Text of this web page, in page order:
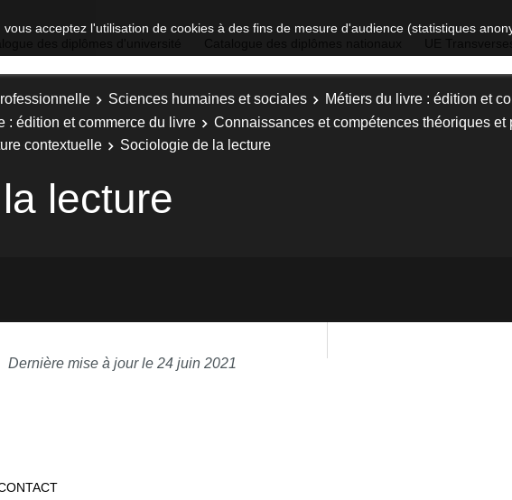
acceptez l'utilisation de cookies à des fins de mesure d'audience (statistiques
Sciences humaines et sociales
Métiers du livre : édition et
: édition et commerce du livre
Connaissances et compétences théoriques et
contextuelle
Sociologie de la lecture
lecture
Dernière mise à jour le 24 juin 2021